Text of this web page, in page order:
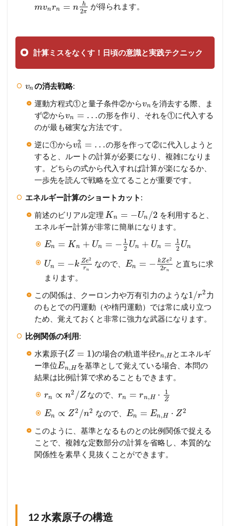
mvnrn = n h
2π
が得られます。
計算ミスをなくす！日頃の意識と実践テクニック
vnの消去戦略:
運動方程式①と量子条件②からvn を消去する際、ま
ず②からvn = …の形を作り、それを①に代入する
のが最も確実な方法です。
逆に①からv2
n = …の形を作って②に代入しようと
すると、ルートの計算が必要になり、複雑になりま
す。どちらの式から代入すれば計算が楽になるか、
一歩先を読んで戦略を立てることが重要です。
エネルギー計算のショートカット :
前述のビリアル定理 Kn = −Un /2 を利用すると、
エネルギー計算が非常に簡単になります。
En = Kn + Un = − 1
2 Un + Un =
1
2 Un
Un = −k Ze2
rn
なので、 En = − kZe2
2rn
と直ちに求
まります。
この関係は、クーロン力や万有引力のような1/r2 力
のもとでの円運動（や楕円運動）では常に成り立つ
ため、覚えておくと非常に強力な武器になります。
比例関係の利用:
水素原子(Z = 1)の場合の軌道半径rn,H とエネルギ
ー準位En,H を基準として覚えている場合、本問の
結果は比例計算で求めることもできます。
rn ∝ n2 /Zなので、rn = rn,H ⋅ 1
Z
En ∝ Z2 /n2 なので、 En = En,H ⋅ Z2
このように、基準となるものとの比例関係で捉える
ことで、複雑な定数部分の計算を省略し、本質的な
関係性を素早く見抜くことができます。
12 水素原子の構造